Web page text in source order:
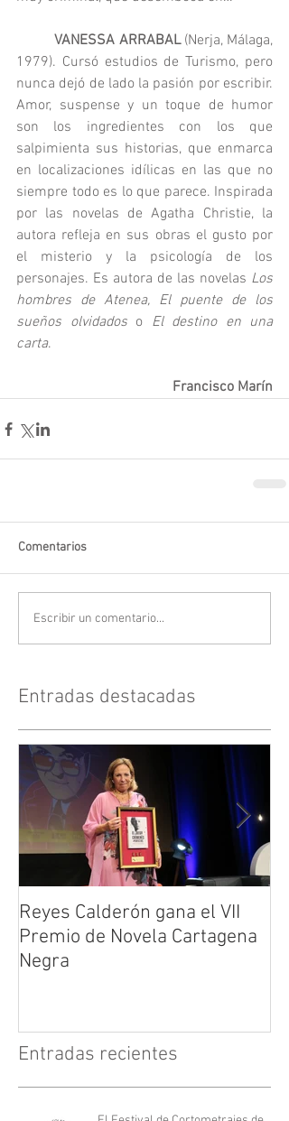
VANESSA ARRABAL (Nerja, Málaga,
1979). Cursó estudios de Turismo, pero
nunca dejó de lado la pasión por escribir.
Amor, suspense y un toque de humor
son los ingredientes con los que
salpimienta sus historias, que enmarca
en localizaciones idílicas en las que no
siempre todo es lo que parece. Inspirada
por las novelas de Agatha Christie, la
autora refleja en sus obras el gusto por
el misterio y la psicología de los
personajes. Es autora de las novelas Los
hombres de Atenea, El puente de los
sueños olvidados o El destino en una
carta.
Francisco Marín
Comentarios
Escribir un comentario...
Entradas destacadas
Reyes Calderón gana el VII
Premio de Novela Cartagena
Negra
Entradas recientes